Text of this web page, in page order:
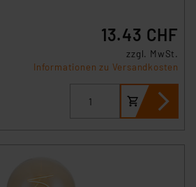
13.43 CHF
zzgl. MwSt.
Informationen zu Versandkosten